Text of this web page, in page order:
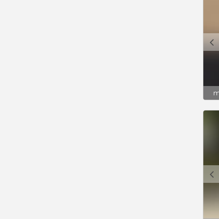
c
c